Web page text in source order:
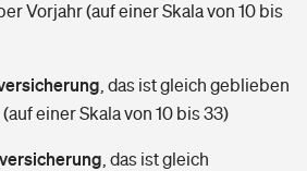
Versicherer finden
Vorjahr (auf einer Skala von 10 bis
das ist gleich geblieben
einer Skala von 10 bis 33)
das ist gleich